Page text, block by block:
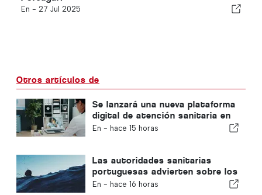
En - 27 Jul 2025
Otros artículos de
Se lanzará una nueva plataforma
digital de atención sanitaria en
Portugal
En - hace 15 horas
Las autoridades sanitarias
portuguesas advierten sobre los
peligros del ahogamiento
En - hace 16 horas